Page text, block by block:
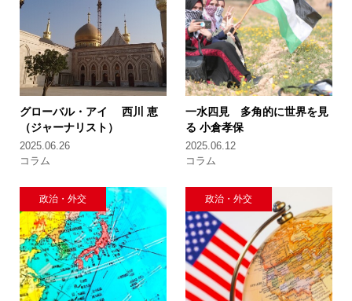
グローバル・アイ
西川 恵
（ジャーナリスト）
2025.06.26
コラム
一水四見 多角的に世界を見
る 小倉孝保
2025.06.12
コラム
政治・外交 政治・外交